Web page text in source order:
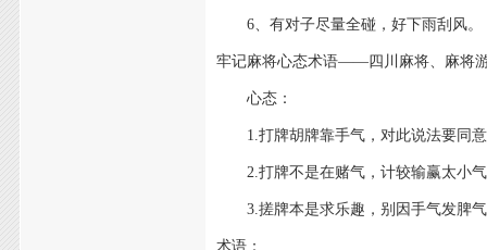
6、有对子尽量全碰，好下雨刮风。
牢记麻将心态术语——四川麻将、麻将
心态：
1.打牌胡牌靠手气，对此说法要同
2.打牌不是在赌气，计较输赢太小
3.搓牌本是求乐趣，别因手气发脾
术语：